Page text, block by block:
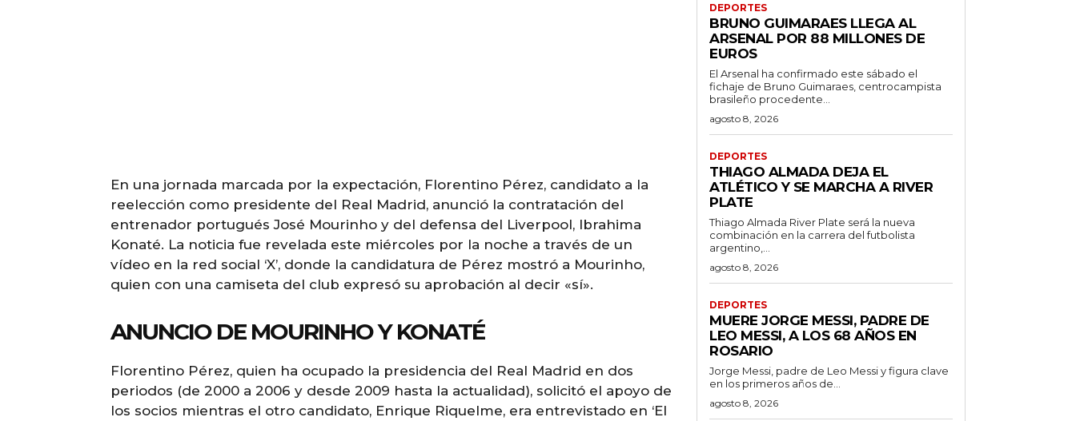
En una jornada marcada por la expectación, Florentino Pérez, candidato a la
reelección como presidente del Real Madrid, anunció la contratación del
entrenador portugués José Mourinho y del defensa del Liverpool, Ibrahima
Konaté. La noticia fue revelada este miércoles por la noche a través de un
vídeo en la red social ‘X’, donde la candidatura de Pérez mostró a Mourinho,
quien con una camiseta del club expresó su aprobación al decir «sí».
ANUNCIO DE MOURINHO Y KONATÉ
Florentino Pérez, quien ha ocupado la presidencia del Real Madrid en dos
periodos (de 2000 a 2006 y desde 2009 hasta la actualidad), solicitó el apoyo de
los socios mientras el otro candidato, Enrique Riquelme, era entrevistado en ‘El
DEPORTES
BRUNO GUIMARAES LLEGA AL
ARSENAL POR 88 MILLONES DE
EUROS
El Arsenal ha confirmado este sábado el
fichaje de Bruno Guimaraes, centrocampista
brasileño procedente...
agosto 8, 2026
DEPORTES
THIAGO ALMADA DEJA EL
ATLÉTICO Y SE MARCHA A RIVER
PLATE
Thiago Almada River Plate será la nueva
combinación en la carrera del futbolista
argentino,...
agosto 8, 2026
DEPORTES
MUERE JORGE MESSI, PADRE DE
LEO MESSI, A LOS 68 AÑOS EN
ROSARIO
Jorge Messi, padre de Leo Messi y figura clave
en los primeros años de...
agosto 8, 2026